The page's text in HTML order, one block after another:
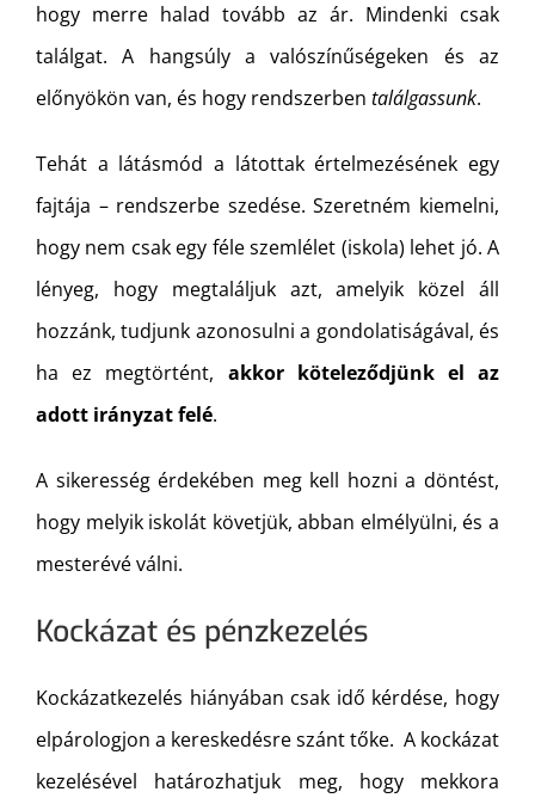
hogy merre halad tovább az ár. Mindenki csak
találgat. A hangsúly a valószínűségeken és az
előnyökön van, és hogy rendszerben találgassunk.
Tehát a látásmód a látottak értelmezésének egy
fajtája – rendszerbe szedése. Szeretném kiemelni,
hogy nem csak egy féle szemlélet (iskola) lehet jó. A
lényeg, hogy megtaláljuk azt, amelyik közel áll
hozzánk, tudjunk azonosulni a gondolatiságával, és
ha ez megtörtént, akkor köteleződjünk el az
adott irányzat felé.
A sikeresség érdekében meg kell hozni a döntést,
hogy melyik iskolát követjük, abban elmélyülni, és a
mesterévé válni.
Kockázat és pénzkezelés
Kockázatkezelés hiányában csak idő kérdése, hogy
elpárologjon a kereskedésre szánt tőke. A kockázat
kezelésével határozhatjuk meg, hogy mekkora